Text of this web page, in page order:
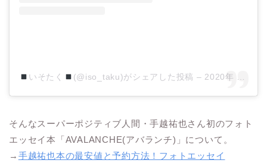
いそたく (@iso_taku)がシェアした投稿 – 2020年 6月月9日午前4時13分PDT
そんなスーパーポジティブ人間・手越祐也さん初のフォト
エッセイ本「AVALANCHE(アバランチ)」について。
→ 手越祐也本の最安値と予約方法！フォトエッセイ